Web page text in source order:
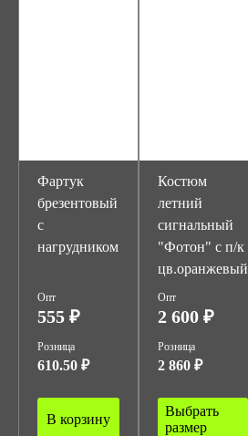
Фартук
брезентовый
с
нагрудником
Опт
555 ₽
Розница
610.50 ₽
В корзину
Костюм
летний
сигнальный
"Фотон" с п/к
цв.оранжевый
Опт
2 600 ₽
Розница
2 860 ₽
Выбрать
размер